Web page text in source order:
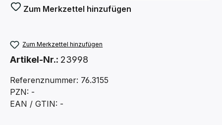
Zum Merkzettel hinzufügen
Zum Merkzettel hinzufügen
Artikel-Nr.: 23998
Referenznummer: 76.3155
PZN: -
EAN / GTIN: -